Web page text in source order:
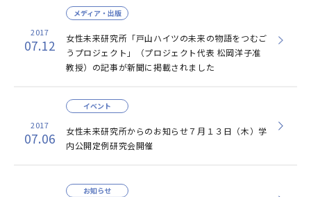
2017
07.12
女性未来研究所「戸山ハイツの未来の物語をつむご
うプロジェクト」（プロジェクト代表 松岡洋子准
教授）の記事が新聞に掲載されました
メディア・出版
2017
07.06
女性未来研究所からのお知らせ７月１３日（木）学
内公開定例研究会開催
イベント
お知らせ